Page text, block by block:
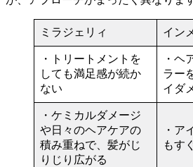
ミラジェリィ イン
・トリートメントを
しても満足感が続か
ない
・ヘ
ラー
イダ
・ケミカルダメージ
や日々のヘアケアの
積み重ねで、髪がじ
りじり広がる
・ア
もす